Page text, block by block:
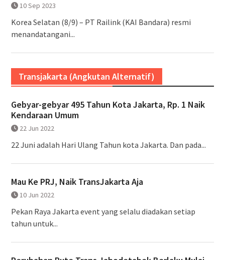
10 Sep 2023
Korea Selatan (8/9) – PT Railink (KAI Bandara) resmi
menandatangani...
Transjakarta (Angkutan Alternatif)
Gebyar-gebyar 495 Tahun Kota Jakarta, Rp. 1 Naik
Kendaraan Umum
22 Jun 2022
22 Juni adalah Hari Ulang Tahun kota Jakarta. Dan pada...
Mau Ke PRJ, Naik TransJakarta Aja
10 Jun 2022
Pekan Raya Jakarta event yang selalu diadakan setiap
tahun untuk...